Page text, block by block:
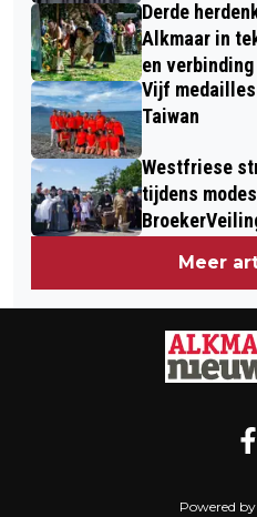
Derde
Alkmaar in
en verbinding
Vijf
Taiwan
Westfriese
tijdens
Meer
Powered